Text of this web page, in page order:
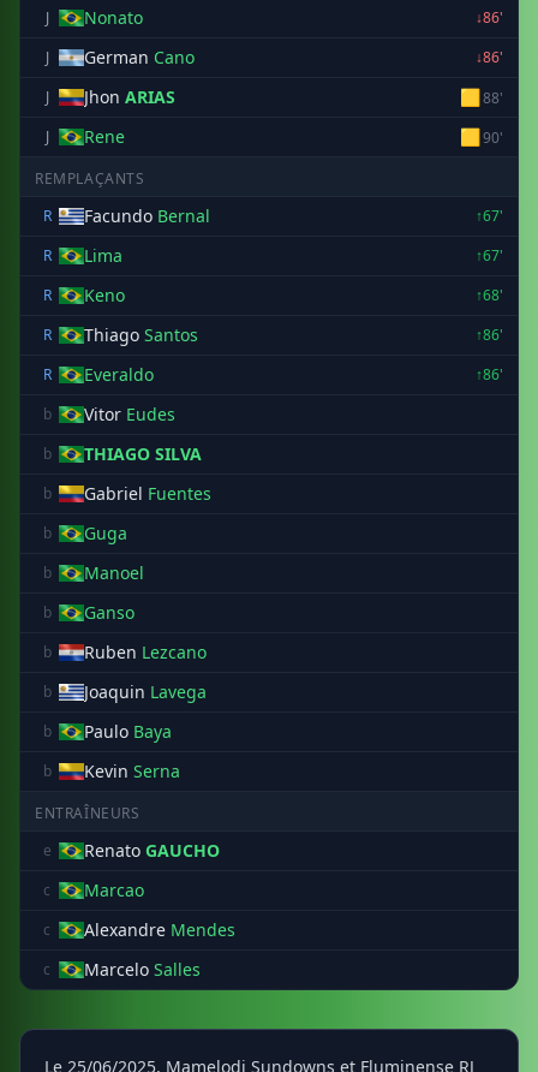
J
Nonato
↓86'
J
German Cano
↓86'
J
Jhon ARIAS 🟨88'
J
Rene 🟨90'
REMPLAÇANTS
R
Facundo Bernal
↑67'
R
Lima
↑67'
R
Keno
↑68'
R
Thiago Santos
↑86'
R
Everaldo
↑86'
b
Vitor Eudes
b THIAGO SILVA
b Gabriel Fuentes
b Guga
b Manoel
b Ganso
b Ruben Lezcano
b Joaquin Lavega
b Paulo Baya
b Kevin Serna
ENTRAÎNEURS
e
Renato GAUCHO
c Marcao
c Alexandre Mendes
c Marcelo Salles
Le 25/06/2025, Mamelodi Sundowns et Fluminense RJ